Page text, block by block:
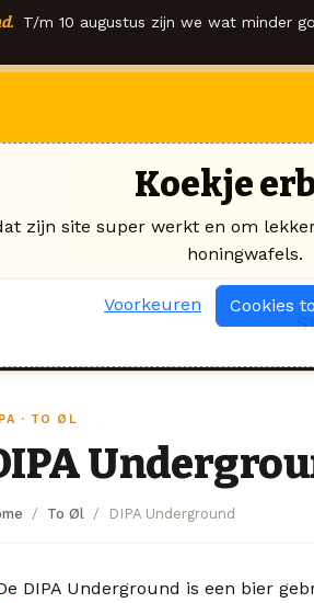
T/m 10 augustus zijn we wat minder
· TO ØL
To Øl DIPA Underground
DIPA Underground is een bier
Koekje
zijn site super werkt en om
honingwafels.
Voorkeuren Cookies